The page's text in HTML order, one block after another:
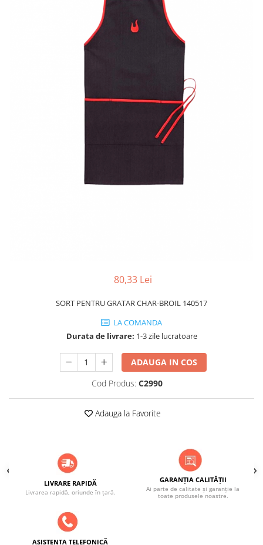
80,33 Lei
SORT PENTRU GRATAR CHAR-BROIL 140517
LA COMANDA
Durata de livrare: 1-3 zile lucratoare
ADAUGA IN COS
Cod Produs: C2990
Adauga la Favorite
LIVRARE RAPIDĂ
Livrarea rapidă, oriunde în țară.
GARANȚIA CALITĂȚII
Ai parte de calitate și garanție la
toate produsele noastre.
ASISTENȚA TELEFONICĂ